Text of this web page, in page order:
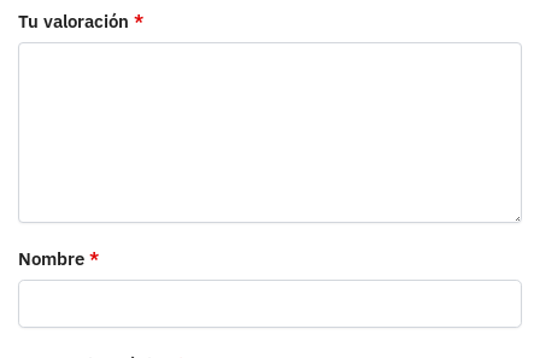
Tu valoración *
Nombre *